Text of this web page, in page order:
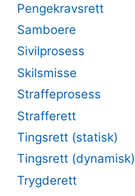
Pengekravsrett
Samboere
Sivilprosess
Skilsmisse
Straffeprosess
Strafferett
Tingsrett (statisk)
Tingsrett (dynamisk)
Trygderett